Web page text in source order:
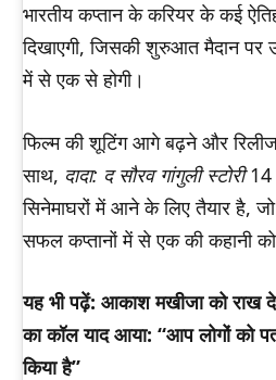
भारतीय कप्तान के करियर के कई
दिखाएगी, जिसकी शुरुआत मैदान पर
में से एक से होगी।
फिल्म की शूटिंग आगे बढ़ने और
साथ, दादा: द सौरव गांगुली स्टोरी14
सिनेमाघरों में आने के लिए तैयार है,
सफल कप्तानों में से एक की कहानी को
यह भी पढ़ें: आकाश मखीजा को राख
का कॉल याद आया: “आप लोगों को
किया है”